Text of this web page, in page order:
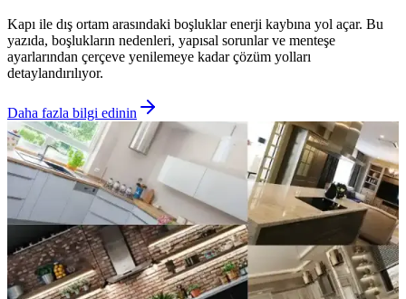
Kapı ile dış ortam arasındaki boşluklar enerji kaybına yol açar. Bu
yazıda, boşlukların nedenleri, yapısal sorunlar ve menteşe
ayarlarından çerçeve yenilemeye kadar çözüm yolları
detaylandırılıyor.
Daha fazla bilgi edinin